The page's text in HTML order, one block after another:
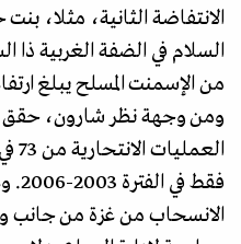
الانتفاضة الثانية، مثلا،
السلام في الضفة الغربية ذا
ومن وجهة نظر شارون،